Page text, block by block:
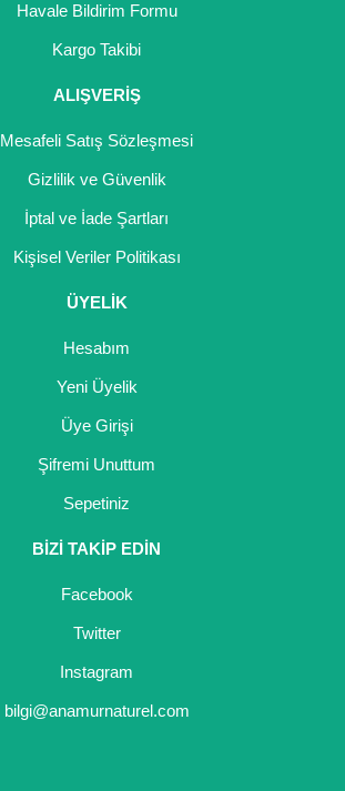
Havale Bildirim Formu
Kargo Takibi
ALIŞVERİŞ
Mesafeli Satış Sözleşmesi
Gizlilik ve Güvenlik
İptal ve İade Şartları
Kişisel Veriler Politikası
ÜYELİK
Hesabım
Yeni Üyelik
Üye Girişi
Şifremi Unuttum
Sepetiniz
BİZİ TAKİP EDİN
Facebook
Twitter
Instagram
bilgi@anamurnaturel.com